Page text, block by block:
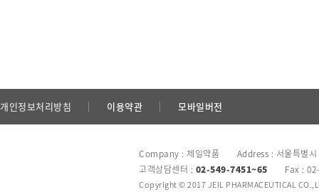
개인정보처리방침 이용약관 모바일버전
Company : 제일약품 Address : 서울특별시
고객상담센터 : 02-549-7451~65 Fax :
Copyright © 2017 JEIL PHARMACEUTICAL